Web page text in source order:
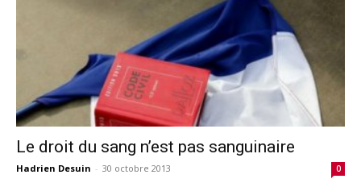
Le droit du sang n’est pas sanguinaire
Hadrien Desuin - 30 octobre 2013 0